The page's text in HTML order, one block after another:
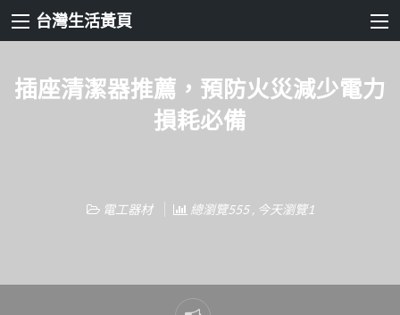
台灣生活黃頁
插座清潔器推薦，預防火災減少電力
損耗必備
電工器材 總瀏覽555 , 今天瀏覽1